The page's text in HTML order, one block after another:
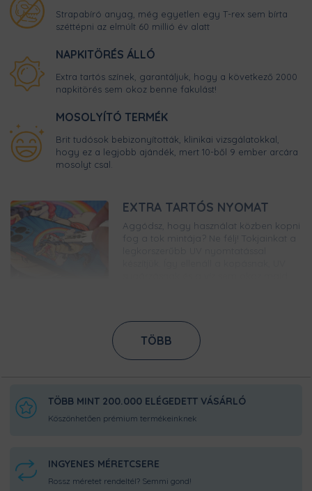
Strapabíró anyag, még egyetlen egy T-rex sem bírta
széttépni az elmúlt 60 millió év alatt
NAPKITÖRÉS ÁLLÓ
Extra tartós színek, garantáljuk, hogy a következő 2000
napkitörés sem okoz benne fakulást!
MOSOLYÍTÓ TERMÉK
Brit tudósok bebizonyították, klinikai vizsgálatokkal,
hogy ez a legjobb ajándék, mert 10-ből 9 ember arcára
mosolyt csal.
EXTRA TARTÓS NYOMAT
Aggódsz, hogy használat közben kopni
fog a tok mintája? Ne félj! Tokjainkat a
GUMÍROZOTT KERET
tapadásról, így telefonod nem fog
kicsúszni a kezedből. A hangerőt
könnyedén tudod majd állítani, akár a
KIEMELT KAMERASZEGÉLYEK
TÖBB
TÖBB MINT 200.000 ELÉGEDETT VÁSÁRLÓ
Köszönhetően prémium termékeinknek
INGYENES MÉRETCSERE
Rossz méretet rendeltél? Semmi gond!